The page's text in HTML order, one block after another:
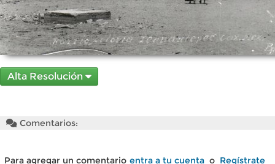
Alta Resolución
Comentarios:
Para agregar un comentario entra a tu cuenta o Regístrate